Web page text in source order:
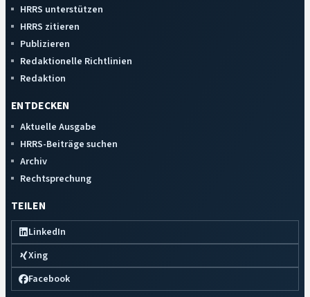
HRRS unterstützen
HRRS zitieren
Publizieren
Redaktionelle Richtlinien
Redaktion
ENTDECKEN
Aktuelle Ausgabe
HRRS-Beiträge suchen
Archiv
Rechtsprechung
TEILEN
LinkedIn
Xing
Facebook